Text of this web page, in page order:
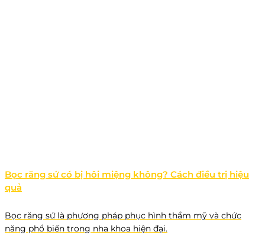
Bọc răng sứ có bị hôi miệng không? Cách điều trị hiệu
quả
Bọc răng sứ là phương pháp phục hình thẩm mỹ và chức
năng phổ biến trong nha khoa hiện đại.